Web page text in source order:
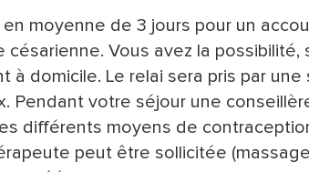
moyenne de 3 jours pour un
césarienne. Vous avez la possibilité,
à domicile. Le relai sera pris par une
Pendant votre séjour une
différents moyens de
peut être sollicitée